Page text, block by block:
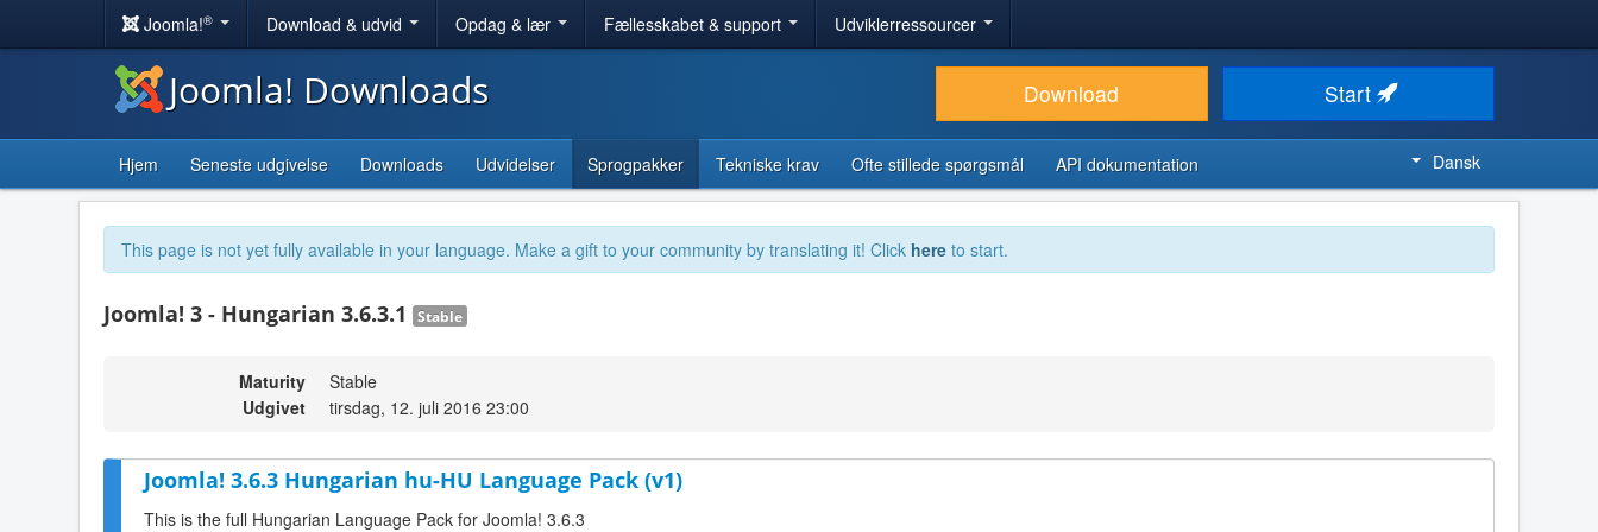
Joomla!® Download & udvid Opdag & lær Fællesskabet & support Udviklerressourcer
Joomla! Downloads Download Start
Hjem Seneste udgivelse Downloads Udvidelser Sprogpakker Tekniske krav Ofte stillede spørgsmål API dokumentation Dansk
This page is not yet fully available in your language. Make a gift to your community by translating it! Click here to start.
Joomla! 3 - Hungarian 3.6.3.1 Stable
Maturity
Stable
Udgivet
tirsdag, 12. juli 2016 23:00
Joomla! 3.6.3 Hungarian hu-HU Language Pack (v1)
This is the full Hungarian Language Pack for Joomla! 3.6.3